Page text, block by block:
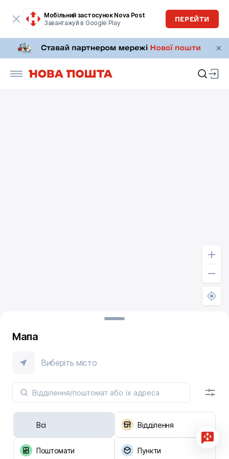
Мобільний застосунок Nova Post
Завантажуй в Google Play
ПЕРЕЙТИ
Мапа
Виберіть місто
Всі Відділення
Поштомати Пункти